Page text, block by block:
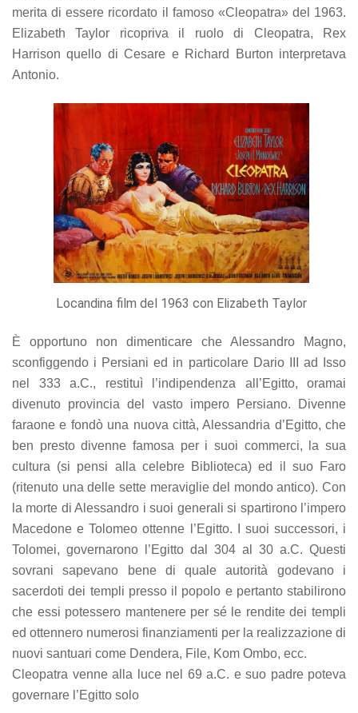
merita di essere ricordato il famoso «Cleopatra» del 1963.
Elizabeth Taylor ricopriva il ruolo di Cleopatra, Rex
Harrison quello di Cesare e Richard Burton interpretava
Antonio.
Locandina film del 1963 con Elizabeth Taylor
È opportuno non dimenticare che Alessandro Magno,
sconfiggendo i Persiani ed in particolare Dario III ad Isso
nel 333 a.C., restituì l’indipendenza all’Egitto, oramai
divenuto provincia del vasto impero Persiano. Divenne
faraone e fondò una nuova città, Alessandria d’Egitto, che
ben presto divenne famosa per i suoi commerci, la sua
cultura (si pensi alla celebre Biblioteca) ed il suo Faro
(ritenuto una delle sette meraviglie del mondo antico). Con
la morte di Alessandro i suoi generali si spartirono l’impero
Macedone e Tolomeo ottenne l’Egitto. I suoi successori, i
Tolomei, governarono l’Egitto dal 304 al 30 a.C. Questi
sovrani sapevano bene di quale autorità godevano i
sacerdoti dei templi presso il popolo e pertanto stabilirono
che essi potessero mantenere per sé le rendite dei templi
ed ottennero numerosi finanziamenti per la realizzazione di
nuovi santuari come Dendera, File, Kom Ombo, ecc.
Cleopatra venne alla luce nel 69 a.C. e suo padre poteva
governare l’Egitto solo
disappear
from the
website.
Marketing
By sharing
interests
behavior as
you visit our
site, you
increase the
chance of
seeing
personalized
content and
offers.